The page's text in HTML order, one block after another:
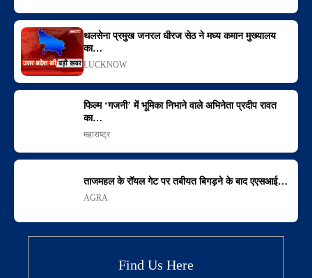
थलसेना प्रमुख जनरल धीरज सेठ ने मध्य कमान मुख्यालय
का…
LUCKNOW
फिल्म ‘गजनी’ में भूमिका निभाने वाले अभिनेता प्रदीप रावत
का…
महाराष्ट्र
ताजमहल के रॉयल गेट पर तबीयत बिगड़ने के बाद एएसआई…
AGRA
Find Us Here